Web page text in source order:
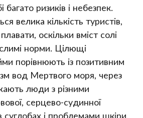
багато ризиків і небезпек.
велика кількість туристів,
оскільки вміст солі
норми. Цілющі
порівнюють із позитивним
вод Мертвого моря, через
люди з різними
серцево-судинної
і проблемами шкіри.